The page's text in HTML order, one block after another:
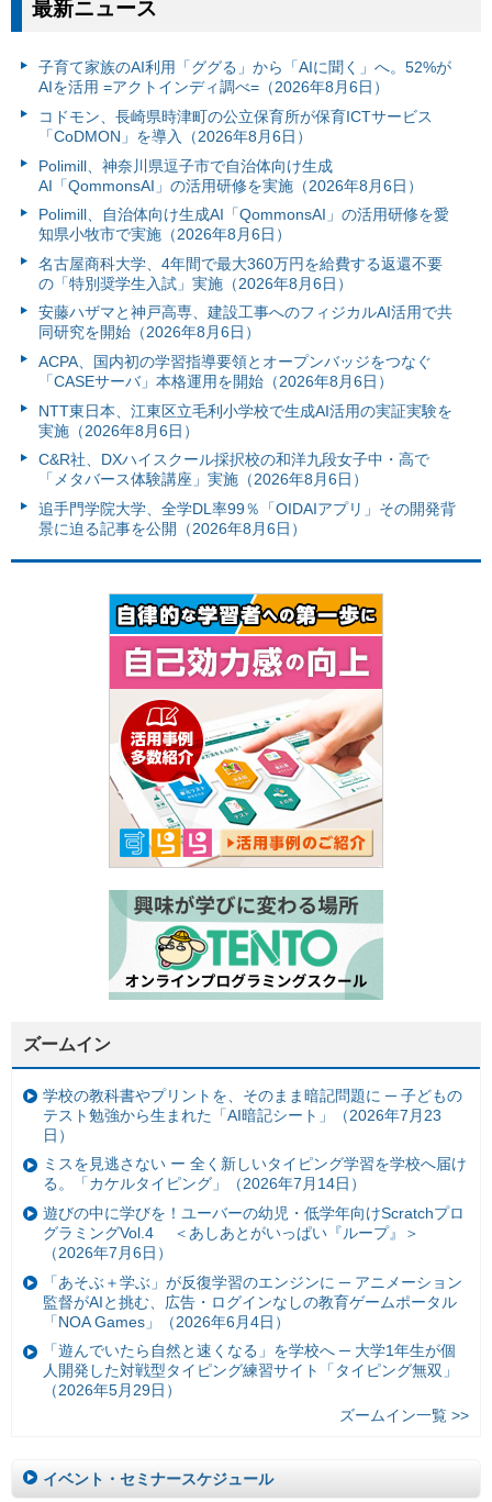
最新ニュース
子育て家族のAI利用「ググる」から「AIに聞く」へ。52%が
AIを活用 =アクトインディ調べ=（2026年8月6日）
コドモン、長崎県時津町の公立保育所が保育ICTサービス
「CoDMON」を導入（2026年8月6日）
Polimill、神奈川県逗子市で自治体向け生成
AI「QommonsAI」の活用研修を実施（2026年8月6日）
Polimill、自治体向け生成AI「QommonsAI」の活用研修を愛
知県小牧市で実施（2026年8月6日）
名古屋商科大学、4年間で最大360万円を給費する返還不要
の「特別奨学生入試」実施（2026年8月6日）
安藤ハザマと神戸高専、建設工事へのフィジカルAI活用で共
同研究を開始（2026年8月6日）
ACPA、国内初の学習指導要領とオープンバッジをつなぐ
「CASEサーバ」本格運用を開始（2026年8月6日）
NTT東日本、江東区立毛利小学校で生成AI活用の実証実験を
実施（2026年8月6日）
C&R社、DXハイスクール採択校の和洋九段女子中・高で
「メタバース体験講座」実施（2026年8月6日）
追手門学院大学、全学DL率99％「OIDAIアプリ」その開発背
景に迫る記事を公開（2026年8月6日）
ズームイン
学校の教科書やプリントを、そのまま暗記問題に ─ 子どもの
テスト勉強から生まれた「AI暗記シート」（2026年7月23
日）
ミスを見逃さない ー 全く新しいタイピング学習を学校へ届け
る。「カケルタイピング」（2026年7月14日）
遊びの中に学びを！ユーバーの幼児・低学年向けScratchプロ
グラミングVol.4 ＜あしあとがいっぱい『ループ』＞
（2026年7月6日）
「あそぶ＋学ぶ」が反復学習のエンジンに ─ アニメーション
監督がAIと挑む、広告・ログインなしの教育ゲームポータル
「NOA Games」（2026年6月4日）
「遊んでいたら自然と速くなる」を学校へ ─ 大学1年生が個
人開発した対戦型タイピング練習サイト「タイピング無双」
（2026年5月29日）
ズームイン一覧 >>
イベント・セミナースケジュール